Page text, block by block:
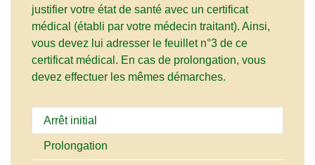
justifier votre état de santé avec un certificat
médical (établi par votre médecin traitant). Ainsi,
vous devez lui adresser le feuillet n°3 de ce
certificat médical. En cas de prolongation, vous
devez effectuer les mêmes démarches.
Arrêt initial
Prolongation